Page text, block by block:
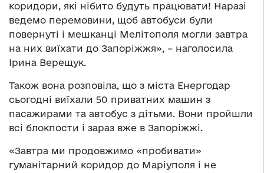
коридори, які нібито будуть працювати! Наразі
ведемо перемовини, щоб автобуси були
повернуті і мешканці Мелітополя могли завтра
на них виїхати до Запоріжжя», – наголосила
Ірина Верещук.
Також вона розповіла, що з міста Енергодар
сьогодні виїхали 50 приватних машин з
пасажирами та автобус з дітьми. Вони пройшли
всі блокпости і зараз вже в Запоріжжі.
«Завтра ми продовжимо «пробивати»
гуманітарний коридор до Маріуполя і не